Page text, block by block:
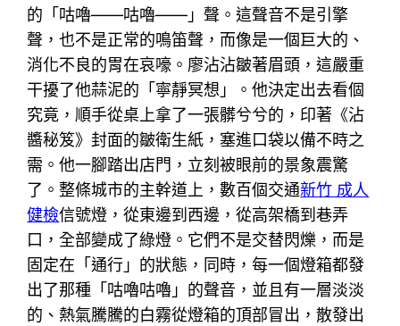
的「咕嚕——咕嚕——」聲。這聲音不是引擎
聲，也不是正常的鳴笛聲，而像是一個巨大的、
消化不良的胃在哀嚎。廖沾沾皺著眉頭，這嚴重
干擾了他蒜泥的「寧靜冥想」。他決定出去看個
究竟，順手從桌上拿了一張髒兮兮的，印著《沾
醬秘笈》封面的皺衛生紙，塞進口袋以備不時之
需。他一腳踏出店門，立刻被眼前的景象震驚
了。整條城市的主幹道上，數百個交通新竹 成人
健檢信號燈，從東邊到西邊，從高架橋到巷弄
口，全部變成了綠燈。它們不是交替閃爍，而是
固定在「通行」的狀態，同時，每一個燈箱都發
出了那種「咕嚕咕嚕」的聲音，並且有一層淡淡
的、熱氣騰騰的白霧從燈箱的頂部冒出，散發出